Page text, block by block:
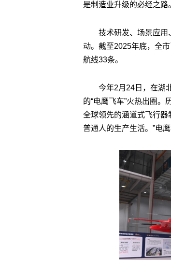
是制造业升级的必经之路
技术研发、场景应
动。截至2025年底，全
航线33条。
今年2月24日，在湖
的“电鹰飞车”火热出圈
全球领先的涵道式飞行器
普通人的生产生活。”电